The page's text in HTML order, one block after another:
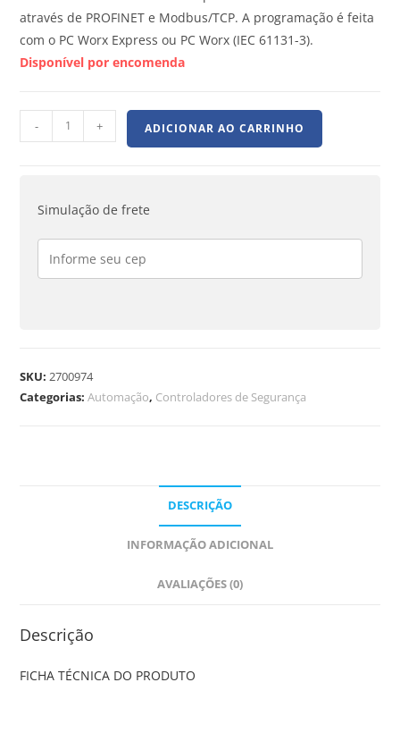
através de PROFINET e Modbus/TCP. A programação é feita
com o PC Worx Express ou PC Worx (IEC 61131-3).
Disponível por encomenda
- + ADICIONAR AO CARRINHO
Simulação de frete
SKU: 2700974
Categorias:Automação, Controladores de Segurança
DESCRIÇÃO
INFORMAÇÃO ADICIONAL
AVALIAÇÕES (0)
Descrição
FICHA TÉCNICA DO PRODUTO